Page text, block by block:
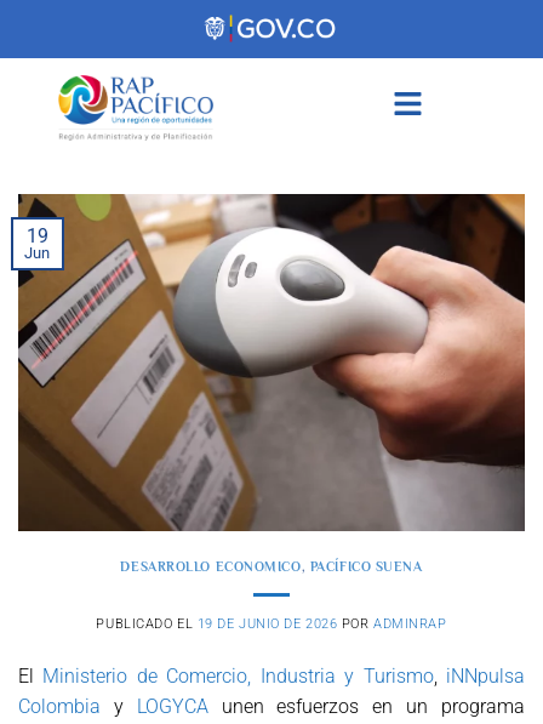
19
Jun
DESARROLLO ECONOMICO, PACÍFICO SUENA
PUBLICADO EL 19 DE JUNIO DE 2026 PORADMINRAP
El Ministerio de Comercio, Industria y Turismo, iNNpulsa
Colombia y LOGYCAunen esfuerzos en un programa